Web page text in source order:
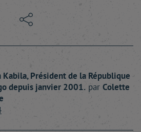
Kabila, Président de la République
depuis janvier 2001. par Colette